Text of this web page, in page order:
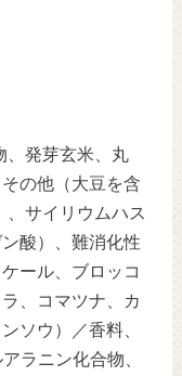
、発芽玄米、丸
の他（大豆を含
サイリウムハス
酸）、難消化性
ール、ブロッコ
、コマツナ、カ
ソウ）／香料、
ラニン化合物、